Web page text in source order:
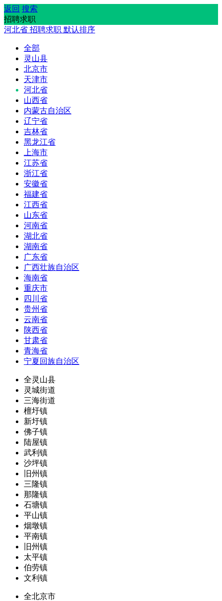
返回 搜索
招聘求职
河北省 招聘求职 默认排序
全部
灵山县
北京市
天津市
河北省
山西省
内蒙古自治区
辽宁省
吉林省
黑龙江省
上海市
江苏省
浙江省
安徽省
福建省
江西省
山东省
河南省
湖北省
湖南省
广东省
广西壮族自治区
海南省
重庆市
四川省
贵州省
云南省
陕西省
甘肃省
青海省
宁夏回族自治区
全灵山县
灵城街道
三海街道
檀圩镇
新圩镇
佛子镇
陆屋镇
武利镇
沙坪镇
旧州镇
三隆镇
那隆镇
石塘镇
平山镇
烟墩镇
平南镇
旧州镇
太平镇
伯劳镇
文利镇
全北京市